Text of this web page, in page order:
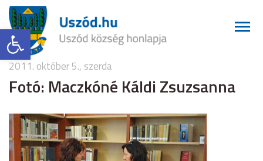
Eszköztár megnyitása
2011. október 5., szerda
Fotó: Maczkóné Káldi Zsuzsanna